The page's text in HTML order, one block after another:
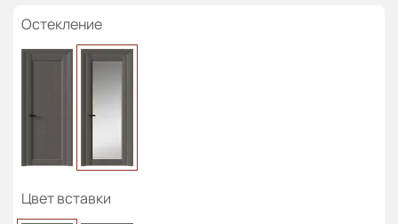
Остекление
Цвет вставки